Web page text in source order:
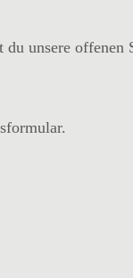
unsere offenen